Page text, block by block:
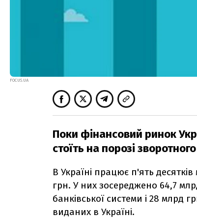
FOCUS.UA
Поки фінансовий ринок
стоїть на порозі
В Україні працює п'ять
грн. У них зосереджено 64,7
банківської системи і 28 млрд
виданих в Україні.